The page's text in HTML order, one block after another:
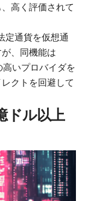
高く評価されて
定通貨を仮想通
、同機能は
いプロバイダを
クトを回避して
ドル以上